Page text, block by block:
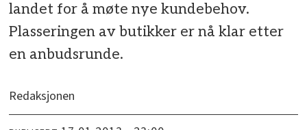
landet for å møte nye kundebehov.
Plasseringen av butikker er nå klar etter
en anbudsrunde.
Redaksjonen